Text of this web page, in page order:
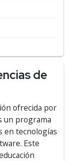
de
ofrecida por
un programa
en tecnologías
Este